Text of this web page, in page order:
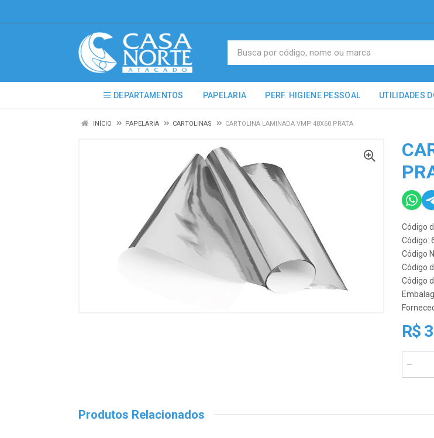
DEPARTAMENTOS PAPELARIA PERF. HIGIENE PESSOAL UTILIDADES
INÍCIO PAPELARIA CARTOLINAS CARTOLINA LAMINADA VMP 48X60 PRATA
Código
Código:
Código
Código
Código
R$
Produtos Relacionados